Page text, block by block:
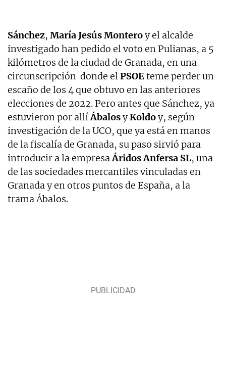
Sánchez, María Jesús Monteroy el alcalde
investigado han pedido el voto en Pulianas, a 5
kilómetros de la ciudad de Granada, en una
circunscripción donde elPSOEteme perder un
escaño de los 4 que obtuvo en las anteriores
elecciones de 2022. Pero antes que Sánchez, ya
estuvieron por allíÁbalosyKoldoy, según
investigación de la UCO, que ya está en manos
de la fiscalía de Granada, su paso sirvió para
introducir a la empresaÁridos Anfersa SL, una
de las sociedades mercantiles vinculadas en
Granada y en otros puntos de España, a la
trama Ábalos.